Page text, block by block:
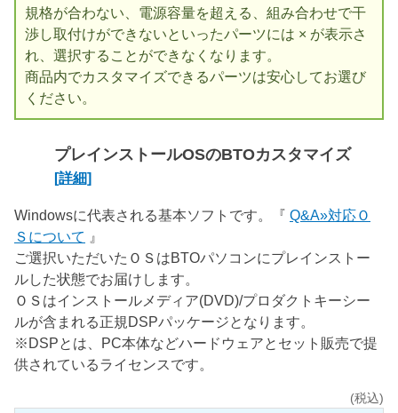
規格が合わない、電源容量を超える、組み合わせで干
渉し取付けができないといったパーツには × が表示さ
れ、選択することができなくなります。
商品内でカスタマイズできるパーツは安心してお選び
ください。
プレインストールOSのBTOカスタマイズ
[詳細]
Windowsに代表される基本ソフトです。『 Q&A»対応Ｏ
Ｓについて 』
ご選択いただいたＯＳはBTOパソコンにプレインストー
ルした状態でお届けします。
ＯＳはインストールメディア(DVD)/プロダクトキーシー
ルが含まれる正規DSPパッケージとなります。
※DSPとは、PC本体などハードウェアとセット販売で提
供されているライセンスです。
(税込)